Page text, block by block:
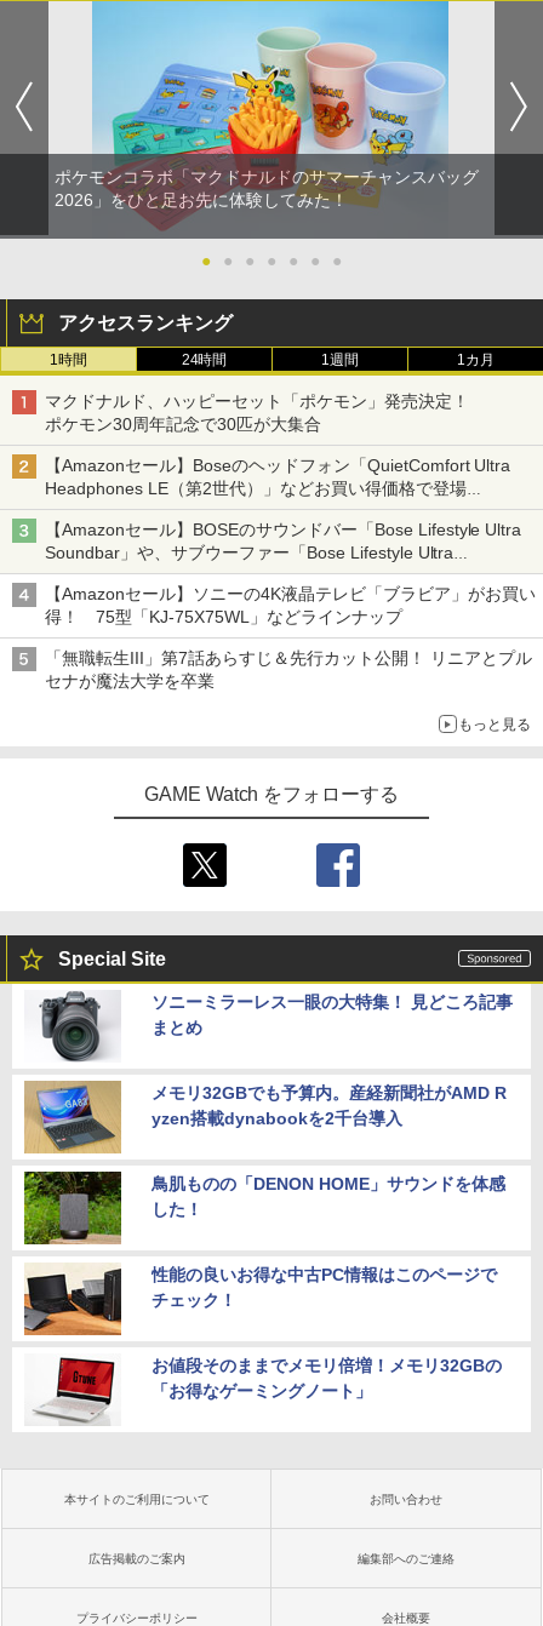
ポケモンコラボ「マクドナルドのサマーチャンスバッグ
2026」をひと足お先に体験してみた！
● ● ● ● ● ● ●
アクセスランキング
1時間 24時間 1週間 1カ月
マクドナルド、ハッピーセット「ポケモン」発売決定！
ポケモン30周年記念で30匹が大集合
【Amazonセール】Boseのヘッドフォン「QuietComfort Ultra
Headphones LE（第2世代）」などお買い得価格で登場
イマーシブオーディオで臨場感ある音楽体験が楽しめる
【Amazonセール】BOSEのサウンドバー「Bose Lifestyle Ultra
Soundbar」や、サブウーファー「Bose Lifestyle Ultra
Subwoofer」などお買い得！
【Amazonセール】ソニーの4K液晶テレビ「ブラビア」がお買い
得！ 75型「KJ-75X75WL」などラインナップ
「無職転生III」第7話あらすじ＆先行カット公開！ リニアとプル
セナが魔法大学を卒業
もっと見る
GAME Watch をフォローする
Special Site
ソニーミラーレス一眼の大特集！ 見どころ記事
まとめ
メモリ32GBでも予算内。産経新聞社がAMD R
yzen搭載dynabookを2千台導入
鳥肌ものの「DENON HOME」サウンドを体感
した！
性能の良いお得な中古PC情報はこのページで
チェック！
お値段そのままでメモリ倍増！メモリ32GBの
「お得なゲーミングノート」
本サイトのご利用について お問い合わせ
広告掲載のご案内 編集部へのご連絡
プライバシーポリシー 会社概要